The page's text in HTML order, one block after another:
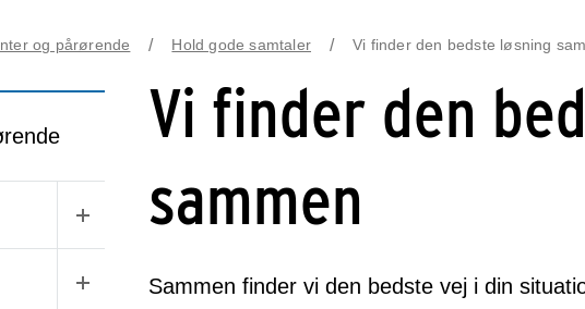
og pårørende Hold gode samtaler Vi finder den bedste løsning
Vi finder den
sammen
Sammen finder vi den bedste vej i din